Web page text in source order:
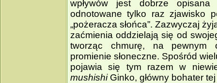
wpływów jest dobrze
odnotowane tylko raz zjawisko
„pożeracza słońca”. Zazwyczaj
zaćmienia oddzielają się od
tworząc chmurę, na pewnym
promienie słoneczne. Spośród
pojawia się tym razem w
mushishiGinko, główny bohater